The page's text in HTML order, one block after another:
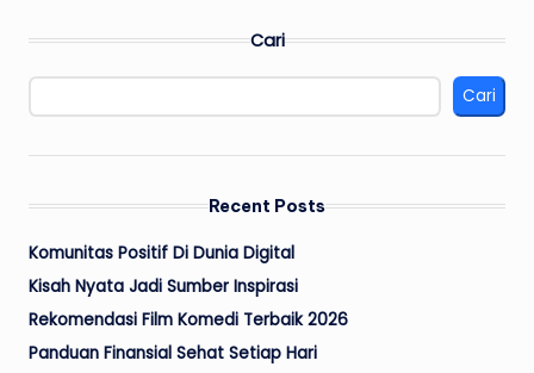
Cari
Cari
Recent Posts
Komunitas Positif Di Dunia Digital
Kisah Nyata Jadi Sumber Inspirasi
Rekomendasi Film Komedi Terbaik 2026
Panduan Finansial Sehat Setiap Hari